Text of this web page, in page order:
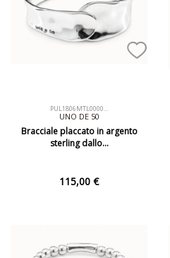
PUL1806MTL0000…
UNO DE 50
Bracciale placcato in argento
sterling dallo…
115,00 €